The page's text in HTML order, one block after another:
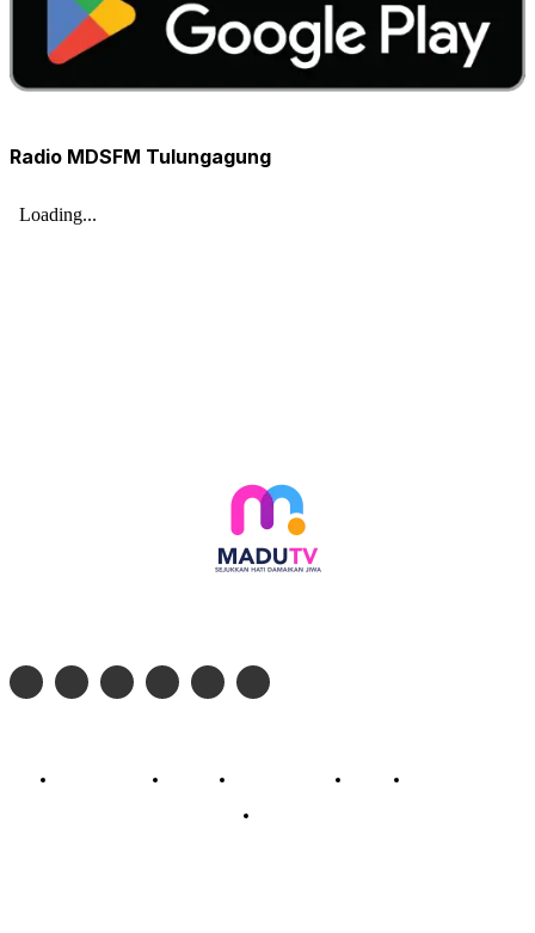
Radio MDSFM Tulungagung
Profil Madu TV Redaksi Pedoman Siber Kontak